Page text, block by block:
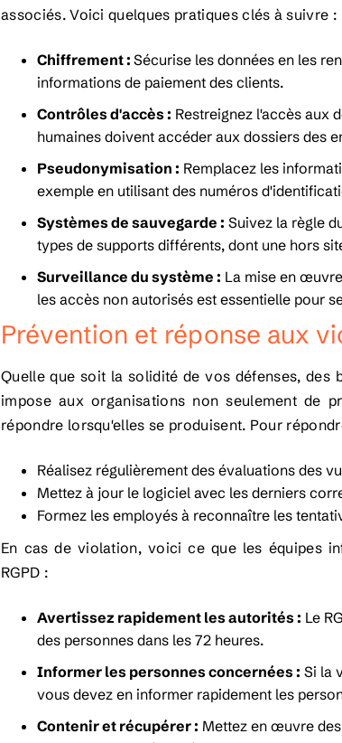
associés. Voici quelques pratiques clés à suivre :
Chiffrement : Sécurise les données en les
informations de paiement des clients.
Contrôles d'accès : Restreignez l'accès aux
humaines doivent accéder aux dossiers des
Pseudonymisation : Remplacez les
exemple en utilisant des numéros
Systèmes de sauvegarde : Suivez la règle
types de supports différents, dont une hors
Surveillance du système : La mise en
les accès non autorisés est essentielle pour
Prévention et réponse aux
Quelle que soit la solidité de vos défenses, des
impose aux organisations non seulement de
répondre lorsqu'elles se produisent. Pour
Réalisez régulièrement des évaluations des
Mettez à jour le logiciel avec les derniers
Formez les employés à reconnaître les
En cas de violation, voici ce que les équipes
RGPD :
Avertissez rapidement les autorités : Le
des personnes dans les 72 heures.
Informer les personnes concernées : Si la
vous devez en informer rapidement les
Contenir et récupérer : Mettez en œuvre